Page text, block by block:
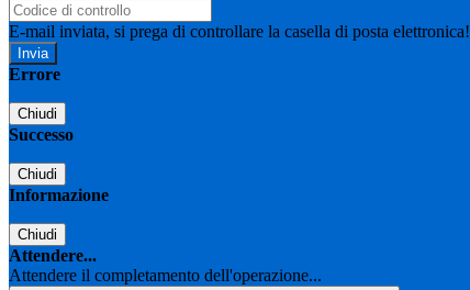
E-mail inviata, si prega di controllare la casella di posta elettronica!
Errore
Chiudi
Successo
Chiudi
Informazione
Chiudi
Attendere...
Attendere il completamento dell'operazione...